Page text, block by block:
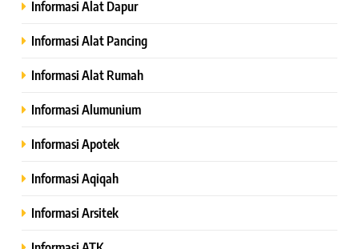
Informasi Alat Dapur
Informasi Alat Pancing
Informasi Alat Rumah
Informasi Alumunium
Informasi Apotek
Informasi Aqiqah
Informasi Arsitek